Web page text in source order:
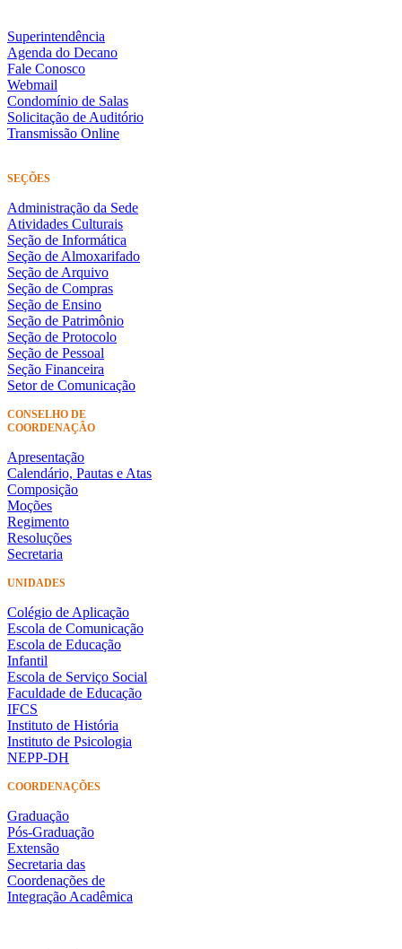
Superintendência
Agenda do Decano
Fale Conosco
Webmail
Condomínio de Salas
Solicitação de Auditório
Transmissão Online
SEÇÕES
Administração da Sede
Atividades Culturais
Seção de Informática
Seção de Almoxarifado
Seção de Arquivo
Seção de Compras
Seção de Ensino
Seção de Patrimônio
Seção de Protocolo
Seção de Pessoal
Seção Financeira
Setor de Comunicação
CONSELHO DE
COORDENAÇÃO
Apresentação
Calendário, Pautas e Atas
Composição
Moções
Regimento
Resoluções
Secretaria
UNIDADES
Colégio de Aplicação
Escola de Comunicação
Escola de Educação
Infantil
Escola de Serviço Social
Faculdade de Educação
IFCS
Instituto de História
Instituto de Psicologia
NEPP-DH
COORDENAÇÕES
Graduação
Pós-Graduação
Extensão
Secretaria das
Coordenações de
Integração Acadêmica